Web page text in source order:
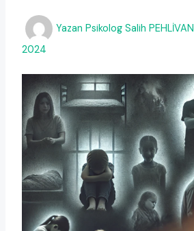
Yazan Psikolog Salih PEHLİVAN
2024